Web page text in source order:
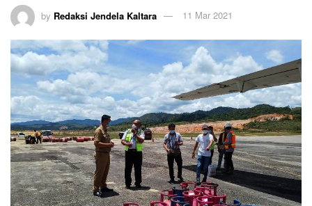
by Redaksi Jendela Kaltara 11 Mar 2021